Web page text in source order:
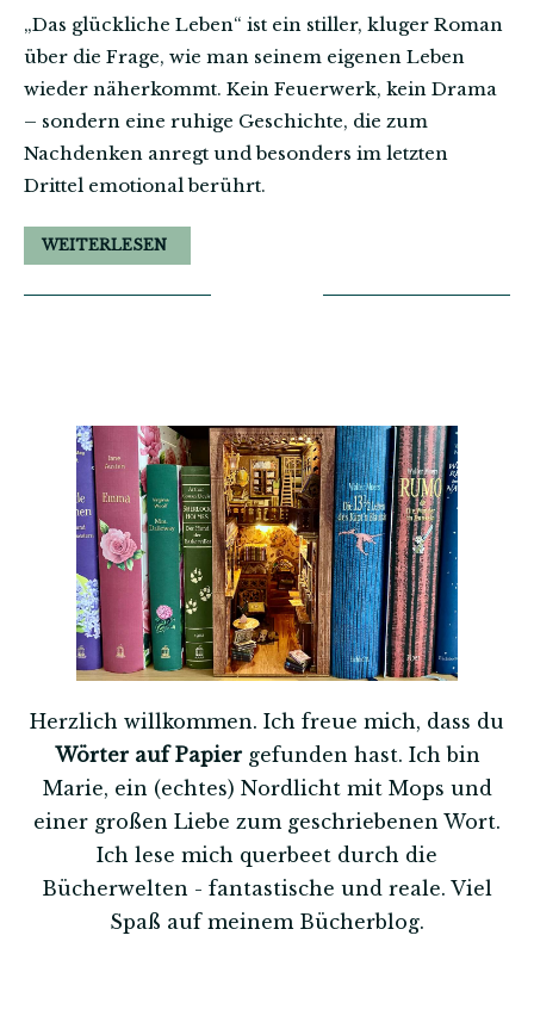
„Das glückliche Leben“ ist ein stiller, kluger Roman
über die Frage, wie man seinem eigenen Leben
wieder näherkommt. Kein Feuerwerk, kein Drama
– sondern eine ruhige Geschichte, die zum
Nachdenken anregt und besonders im letzten
Drittel emotional berührt.
WEITERLESEN
Herzlich willkommen. Ich freue mich, dass du
Wörter auf Papiergefunden hast. Ich bin
Marie, ein (echtes) Nordlicht mit Mops und
einer großen Liebe zum geschriebenen Wort.
Ich lese mich querbeet durch die
Bücherwelten - fantastische und reale. Viel
Spaß auf meinem Bücherblog.